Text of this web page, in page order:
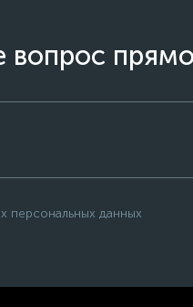
вопрос
персональных данных